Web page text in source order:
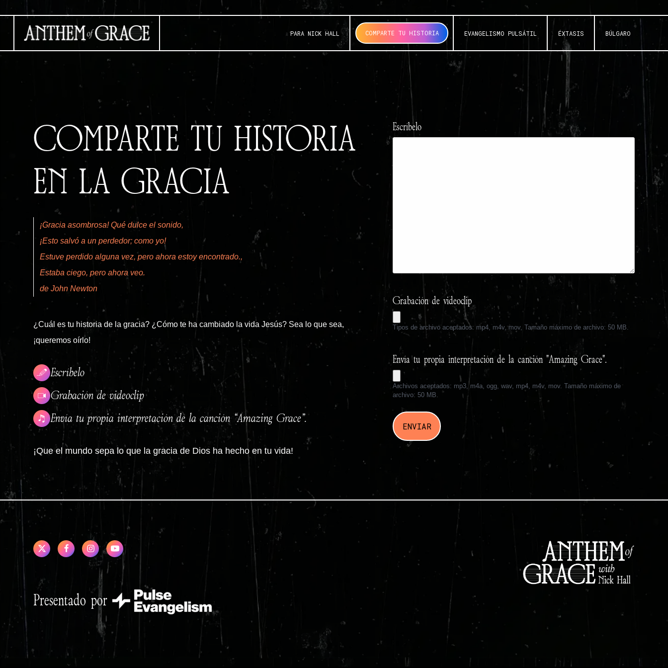
PARA NICK HALL COMPARTE TU HISTORIA EVANGELISMO PULSÁTIL ÉXTASIS BÚLGARO
COMPARTE TU HISTORIA
EN LA GRACIA
¡Gracia asombrosa! Qué dulce el sonido,
¡Esto salvó a un perdedor; como yo!
Estuve perdido alguna vez, pero ahora estoy encontrado.,
Estaba ciego, pero ahora veo.
de John Newton
¿Cuál es tu historia de la gracia? ¿Cómo te ha cambiado la vida Jesús? Sea lo que sea,
¡queremos oírlo!
Escríbelo
Grabación de videoclip
Envía tu propia interpretación de la canción “Amazing Grace”.
¡Que el mundo sepa lo que la gracia de Dios ha hecho en tu vida!
Escríbelo
Grabación de videoclip
Tipos de archivo aceptados: mp4, m4v, mov, Tamaño máximo de archivo: 50 MB.
Envía tu propia interpretación de la canción "Amazing Grace".
Archivos aceptados: mp3, m4a, ogg, wav, mp4, m4v, mov. Tamaño máximo de
archivo: 50 MB.
Presentado por